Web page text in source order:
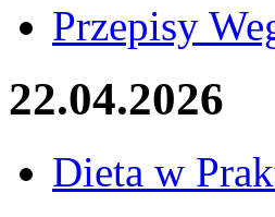
Przepisy
22.04.2026
Dieta w